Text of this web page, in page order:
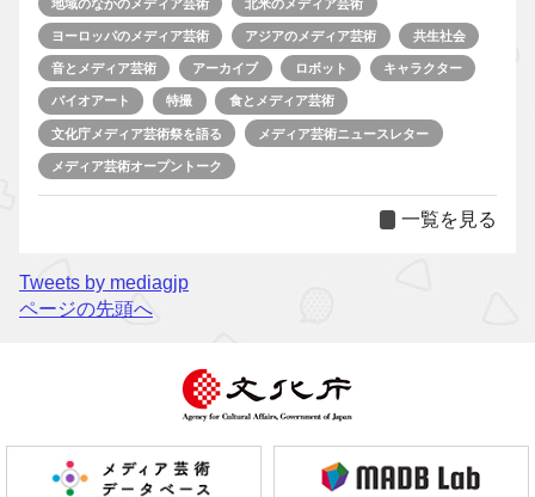
地域のなかのメディア芸術 北米のメディア芸術
ヨーロッパのメディア芸術 アジアのメディア芸術 共生社会
音とメディア芸術 アーカイブ ロボット キャラクター
バイオアート 特撮 食とメディア芸術
文化庁メディア芸術祭を語る メディア芸術ニュースレター
メディア芸術オープントーク
一覧を見る
Tweets by mediagjp
ページの先頭へ